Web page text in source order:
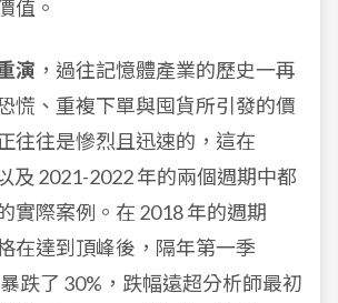
值。
演 ，過往記憶體產業的歷史一再
慌、重複下單與囤貨所引發的價
往往是慘烈且迅速的，這在
及 2021-2022 年的兩個週期中都
實際案例。在 2018 年的週期
在達到頂峰後，隔年第一季
跌了 30%，跌幅遠超分析師最初